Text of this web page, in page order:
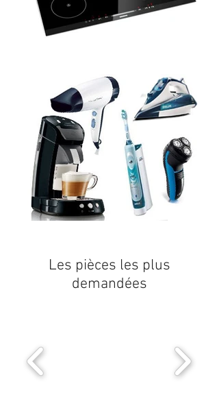
Les pièces les plus
demandées